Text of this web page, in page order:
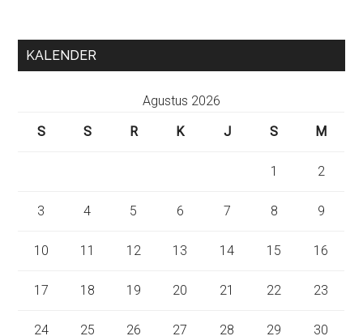
KALENDER
Agustus 2026
S
S R K J S M
1 2
3 4 5 6 7 8 9
10 11 12 13 14 15 16
17 18 19 20 21 22 23
24 25 26 27 28 29 30